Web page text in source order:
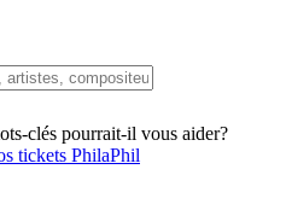
clés pourrait-il vous aider?
tickets PhilaPhil